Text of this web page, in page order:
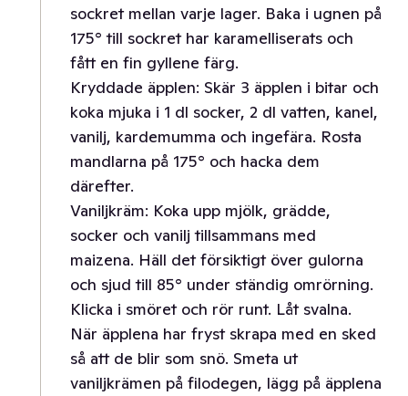
sockret mellan varje lager. Baka i ugnen på
175° till sockret har karamelliserats och
fått en fin gyllene färg.
Kryddade äpplen: Skär 3 äpplen i bitar och
koka mjuka i 1 dl socker, 2 dl vatten, kanel,
vanilj, kardemumma och ingefära. Rosta
mandlarna på 175° och hacka dem
därefter.
Vaniljkräm: Koka upp mjölk, grädde,
socker och vanilj tillsammans med
maizena. Häll det försiktigt över gulorna
och sjud till 85° under ständig omrörning.
Klicka i smöret och rör runt. Låt svalna.
När äpplena har fryst skrapa med en sked
så att de blir som snö. Smeta ut
vaniljkrämen på filodegen, lägg på äpplena